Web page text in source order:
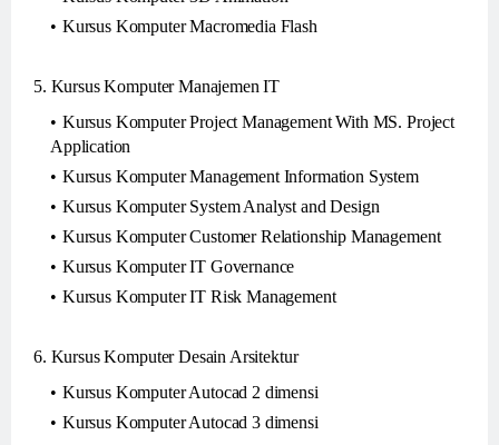
Kursus Komputer Macromedia Flash
5. Kursus Komputer Manajemen IT
Kursus Komputer Project Management With MS. Project
Application
Kursus Komputer Management Information System
Kursus Komputer System Analyst and Design
Kursus Komputer Customer Relationship Management
Kursus Komputer IT Governance
Kursus Komputer IT Risk Management
6. Kursus Komputer Desain Arsitektur
Kursus Komputer Autocad 2 dimensi
Kursus Komputer Autocad 3 dimensi